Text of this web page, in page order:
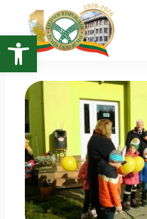
Open toolbar
turinio